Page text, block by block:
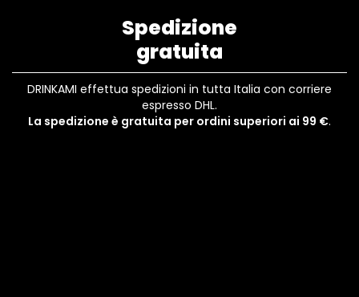
Spedizione
gratuita
DRINKAMI effettua spedizioni in tutta Italia con corriere
espresso DHL.
La spedizione è gratuita per ordini superiori ai 99 €.